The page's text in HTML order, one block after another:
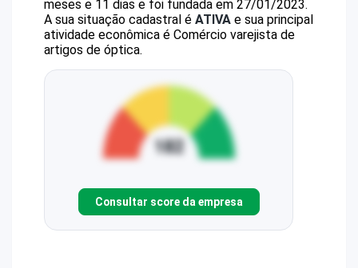
meses e 11 dias e foi fundada em 27/01/2023.
A sua situação cadastral é ATIVA e sua principal
atividade econômica é Comércio varejista de
artigos de óptica.
Consultar score da empresa